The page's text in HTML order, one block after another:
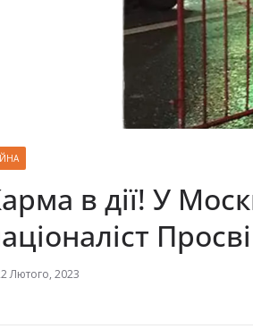
в дії! У
Лютого, 2023